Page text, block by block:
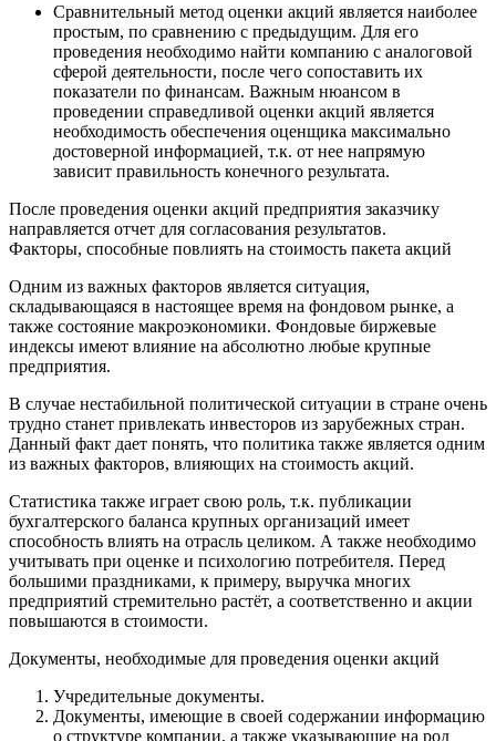
Сравнительный метод оценки акций является наиболее
простым, по сравнению с предыдущим. Для его
проведения необходимо найти компанию с аналоговой
сферой деятельности, после чего сопоставить их
показатели по финансам. Важным нюансом в
проведении справедливой оценки акций является
необходимость обеспечения оценщика максимально
достоверной информацией, т.к. от нее напрямую
зависит правильность конечного результата.
После проведения оценки акций предприятия заказчику
направляется отчет для согласования результатов.
Факторы, способные повлиять на стоимость пакета акций
Одним из важных факторов является ситуация,
складывающаяся в настоящее время на фондовом рынке, а
также состояние макроэкономики. Фондовые биржевые
индексы имеют влияние на абсолютно любые крупные
предприятия.
В случае нестабильной политической ситуации в стране очень
трудно станет привлекать инвесторов из зарубежных стран.
Данный факт дает понять, что политика также является одним
из важных факторов, влияющих на стоимость акций.
Статистика также играет свою роль, т.к. публикации
бухгалтерского баланса крупных организаций имеет
способность влиять на отрасль целиком. А также необходимо
учитывать при оценке и психологию потребителя. Перед
большими праздниками, к примеру, выручка многих
предприятий стремительно растёт, а соответственно и акции
повышаются в стоимости.
Документы, необходимые для проведения оценки акций
Учредительные документы.
Документы, имеющие в своей содержании информацию
о структуре компании, а также указывающие на род